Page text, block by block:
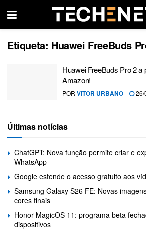
Etiqueta: Huawei FreeBuds
Huawei FreeBuds Pro 2 a
Amazon!
POR VITOR URBANO 26/
Últimas notícias
ChatGPT: Nova função permite criar e
WhatsApp
Google estende o acesso gratuito aos
Samsung Galaxy S26 FE: Novas
cores finais
Honor MagicOS 11: programa beta
dispositivos